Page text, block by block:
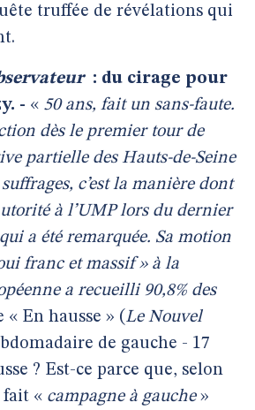
truffée de révélations qui
: du cirage pour
- « 50 ans, fait un sans-faute.
dès le premier tour de
partielle des Hauts-de-Seine
suffrages, c’est la manière dont
à l’UMP lors du dernier
a été remarquée. Sa motion
franc et massif » à la
a recueilli 90,8% des
« En hausse » (Le Nouvel
de gauche - 17
? Est-ce parce que, selon
fait « campagne à gauche»